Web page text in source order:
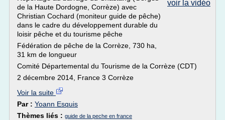
voir la vidéo
de la Haute Dordogne, Corrèze) avec
Christian Cochard (moniteur guide de pêche)
dans le cadre du développement durable du
loisir pêche et du tourisme pêche
Fédération de pêche de la Corrèze, 730 ha,
31 km de longueur
Comité Départemental du Tourisme de la Corrèze (CDT)
2 décembre 2014, France 3 Corrèze
Voir la suite
Par : Yoann Esquis
Thèmes liés : guide de la peche en france